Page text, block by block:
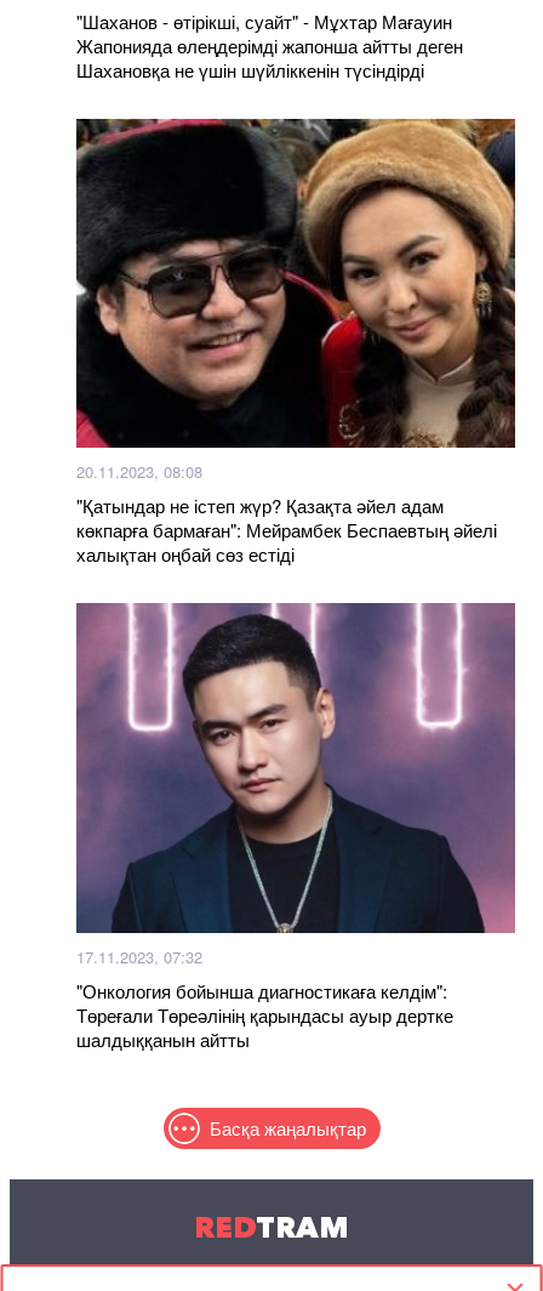
"Шаханов - өтірікші, суайт" - Мұхтар Мағауин
Жапонияда өлеңдерімді жапонша айтты деген
Шахановқа не үшін шүйліккенін түсіндірді
20.11.2023, 08:08
"Қатындар не істеп жүр? Қазақта әйел адам
көкпарға бармаған": Мейрамбек Беспаевтың әйелі
халықтан оңбай сөз естіді
17.11.2023, 07:32
"Онкология бойынша диагностикаға келдім":
Төреғали Төреәлінің қарындасы ауыр дертке
шалдыққанын айтты
Басқа жаңалықтар
REDTRAM
© 2004-2026 Redtram, Ltd.